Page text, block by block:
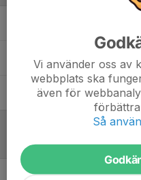
Helena Nilsson Ledare
Tomas Klevendal
Referat
Vi använder oss av
webbplats ska
även för
Så